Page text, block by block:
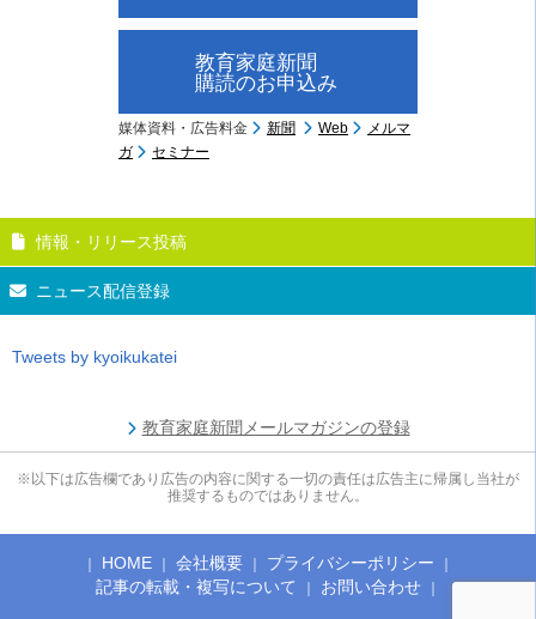
教育家庭新聞
購読のお申込み
媒体資料・広告料金 新聞 Web
メルマ
ガ
セミナー
情報・リリース投稿
ニュース配信登録
Tweets by kyoikukatei
教育家庭新聞メールマガジンの登録
※以下は広告欄であり広告の内容に関する一切の責任は広告主に帰属し当社が
推奨するものではありません。
HOME 会社概要
プライバシーポリシー
記事の転載・複写について
お問い合わせ